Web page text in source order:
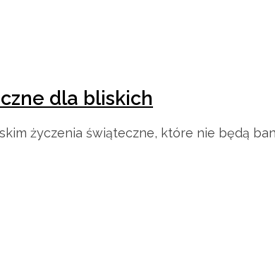
dla bliskich
życzenia świąteczne, które nie będą